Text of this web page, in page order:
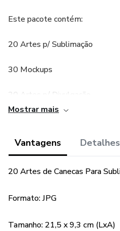
Este pacote contém:
20 Artes p/ Sublimação
30 Mockups
20 Artes p/ Divulgação
Gatinhos / Coelho / Dalmata /
Gato / Pássarinho / Bulldog
Mostrar mais
Vantagens Detalhes
20 Artes de Canecas Para
Formato: JPG
Tamanho: 21,5 x 9,3 cm (LxA)